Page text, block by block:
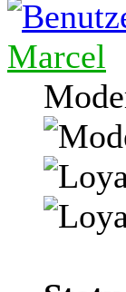
Marcel